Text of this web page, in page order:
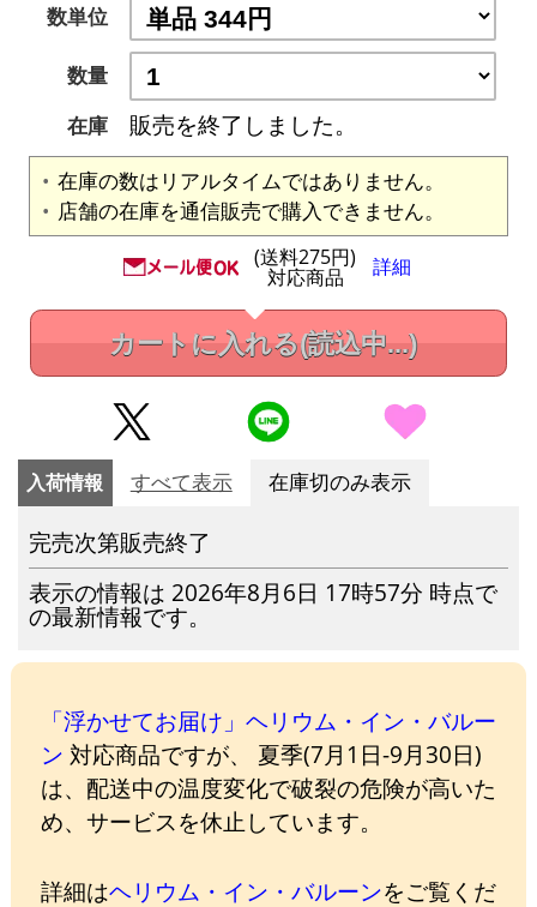
数単位
数量
在庫
販売を終了しました。
在庫の数はリアルタイムではありません。
店舗の在庫を通信販売で購入できません。
(送料275円)
対応商品 詳細
カートに入れる(読込中...)
入荷情報 すべて表示 在庫切のみ表示
完売次第販売終了
表示の情報は 2026年8月6日 17時57分 時点で
の最新情報です。
「浮かせてお届け」ヘリウム・イン・バルー
ン 対応商品ですが、 夏季(7月1日-9月30日)
は、配送中の温度変化で破裂の危険が高いた
め、サービスを休止しています。
詳細はヘリウム・イン・バルーンをご覧くだ